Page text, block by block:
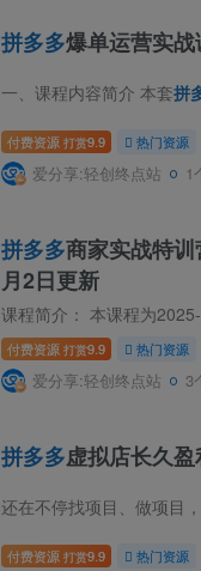
拼多多爆单运营实
一、课程内容简介 本套拼
付费资源 打赏9.9 热门资源
爱分享:轻创终点站 1
拼多多商家实战特
月2日更新
课程简介： 本课程为
付费资源 打赏9.9 热门资源
爱分享:轻创终点站 3
拼多多虚拟店长久
还在不停找项目、做项目
付费资源 打赏9.9 热门资源